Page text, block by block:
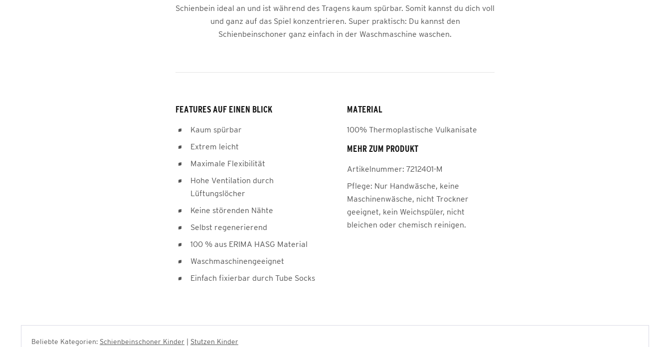
Schienbein ideal an und ist während des Tragens kaum spürbar. Somit kannst du dich voll
und ganz auf das Spiel konzentrieren. Super praktisch: Du kannst den
Schienbeinschoner ganz einfach in der Waschmaschine waschen.
FEATURES AUF EINEN BLICK
Kaum spürbar
Extrem leicht
Maximale Flexibilität
Hohe Ventilation durch
Lüftungslöcher
Keine störenden Nähte
Selbst regenerierend
100 % aus ERIMA HASG Material
Waschmaschinengeeignet
Einfach fixierbar durch Tube Socks
MATERIAL
100% Thermoplastische Vulkanisate
MEHR ZUM PRODUKT
Artikelnummer: 7212401-M
Pflege: Nur Handwäsche, keine
Maschinenwäsche, nicht Trockner
geeignet, kein Weichspüler, nicht
bleichen oder chemisch reinigen.
Beliebte Kategorien: Schienbeinschoner Kinder Stutzen Kinder